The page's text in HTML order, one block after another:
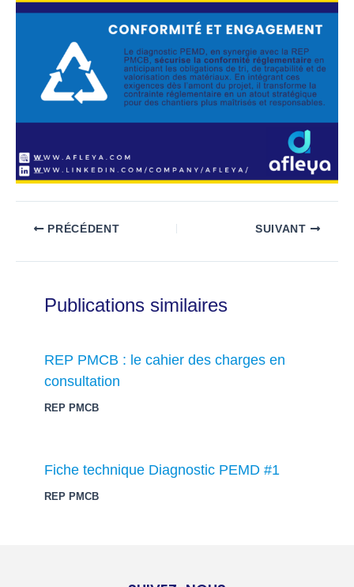
PRÉCÉDENT SUIVANT
Publications similaires
REP PMCB : le cahier des charges en
consultation
REP PMCB
Fiche technique Diagnostic PEMD #1
REP PMCB